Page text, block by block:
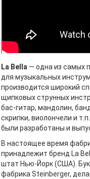
La Bella — одна из самых
для музыкальных
производится широкий
щипковых струнных
бас-гитар, мандолин,
скрипки, виолончели и
были разработаны и
В настоящее время
принадлежит бренд La
штат Нью-Йорк (США).
фабрика Steinberger,